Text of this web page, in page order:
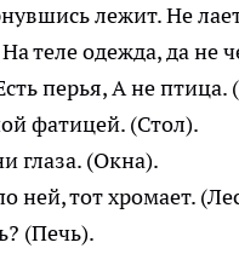
лежит. Не
теле одежда, да не
перья, А не птица.
фатицей. (Стол).
глаза. (Окна).
ней, тот хромает.
(Печь).